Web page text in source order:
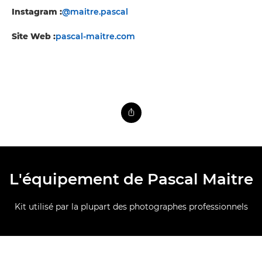
Instagram :@maitre.pascal
Site Web :pascal-maitre.com
L'équipement de Pascal Maitre
Kit utilisé par la plupart des photographes professionnels